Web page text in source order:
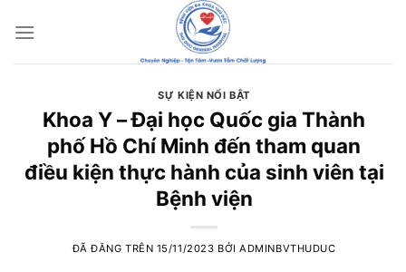
đến
SỰ KIỆN NỔI BẬT
Khoa Y – Đại học Quốc gia Thành
phố Hồ Chí Minh đến tham quan
điều kiện thực hành của sinh viên tại
Bệnh viện
ĐÃ ĐĂNG TRÊN 15/11/2023 BỞIADMINBVTHUDUC